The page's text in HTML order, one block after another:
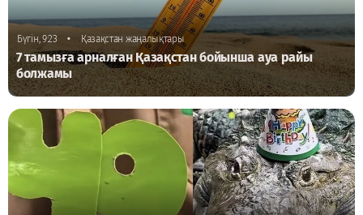
Бүгін, 9:23 • Қазақстан жаңалықтары
7 тамызға арналған Қазақстан бойынша ауа райы
болжамы